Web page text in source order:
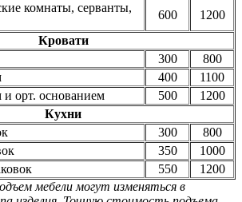
комнаты, серванты,
600
1200
Кровати
300
800
400
1100
и орт. основанием
500
1200
Кухни
300
800
350
1000
550
1200
мебели могут изменяться в